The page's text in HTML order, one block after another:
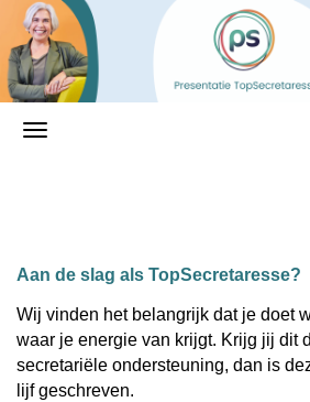
Aan de slag als TopSecretaresse?
Wij vinden het belangrijk dat je doet
waar je energie van krijgt. Krijg jij dit
secretariële ondersteuning, dan is
lijf geschreven.